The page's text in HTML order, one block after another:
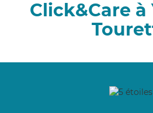
Click&Care à